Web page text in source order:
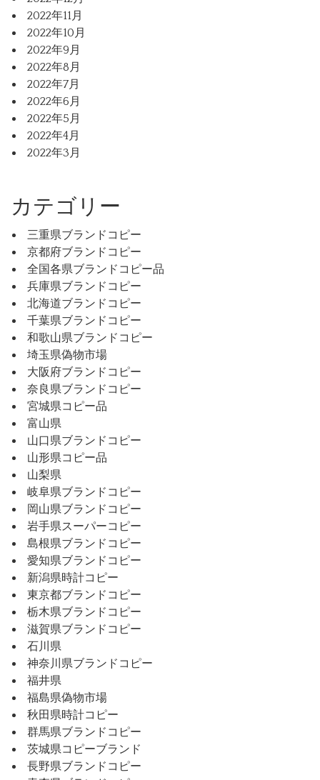
2022年11月
2022年10月
2022年9月
2022年8月
2022年7月
2022年6月
2022年5月
2022年4月
2022年3月
カテゴリー
三重県ブランドコピー
京都府ブランドコピー
全国各県ブランドコピー品
兵庫県ブランドコピー
北海道ブランドコピー
千葉県ブランドコピー
和歌山県ブランドコピー
埼玉県偽物市場
大阪府ブランドコピー
奈良県ブランドコピー
宮城県コピー品
富山県
山口県ブランドコピー
山形県コピー品
山梨県
岐阜県ブランドコピー
岡山県ブランドコピー
岩手県スーパーコピー
島根県ブランドコピー
愛知県ブランドコピー
新潟県時計コピー
東京都ブランドコピー
栃木県ブランドコピー
滋賀県ブランドコピー
石川県
神奈川県ブランドコピー
福井県
福島県偽物市場
秋田県時計コピー
群馬県ブランドコピー
茨城県コピーブランド
長野県ブランドコピー